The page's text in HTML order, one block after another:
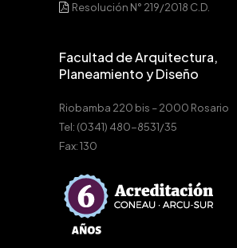
Resolución N° 219/2018 C.D.
Facultad de Arquitectura,
Planeamiento y Diseño
Riobamba 220 bis – 2000 Rosario
Tel: (0341) 480-8531/35
Fax: 130